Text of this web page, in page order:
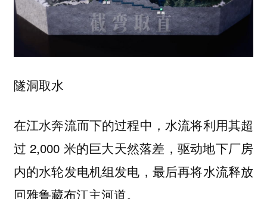
隧洞取水
在江水奔流而下的过程中，水流将利用其超
过 2,000 米的巨大天然落差，驱动地下厂房
内的水轮发电机组发电，最后再将水流释放
回雅鲁藏布江主河道。